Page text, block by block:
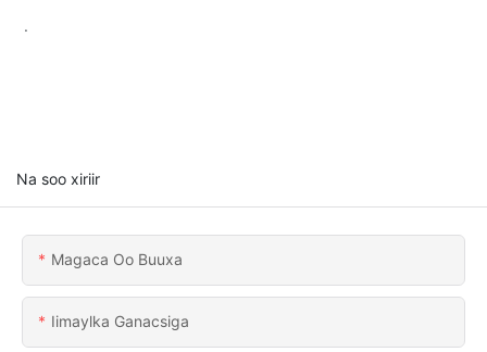
.
Na soo xiriir
Magaca Oo Buuxa
Iimaylka Ganacsiga